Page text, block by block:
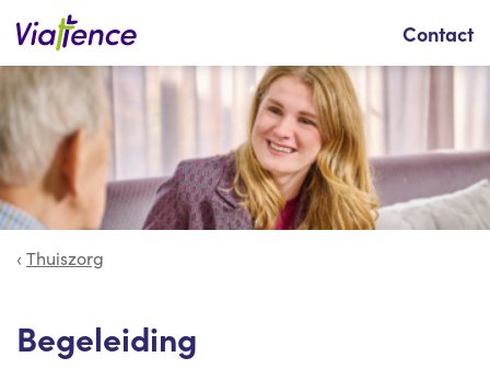
Contact
Zoeken
Thuiszorg
Begeleiding